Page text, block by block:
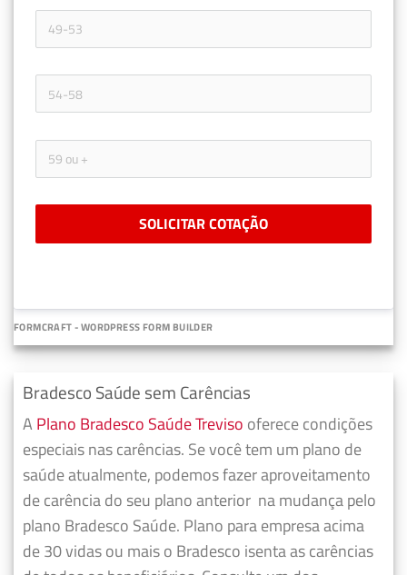
SOLICITAR COTAÇÃO
FORMCRAFT - WORDPRESS FORM BUILDER
Bradesco Saúde sem Carências
A Plano Bradesco Saúde Treviso oferece condições
especiais nas carências. Se você tem um plano de
saúde atualmente, podemos fazeraproveitamento
de carência do seu plano anterior na mudança pelo
plano Bradesco Saúde. Plano para empresa acima
de 30 vidas ou mais o Bradesco isenta as carências